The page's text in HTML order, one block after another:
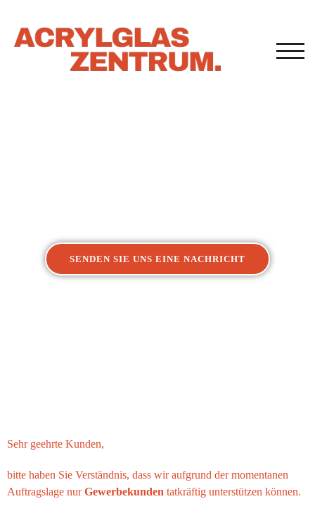
SENDEN SIE UNS EINE NACHRICHT
Sehr geehrte Kunden,
bitte haben Sie Verständnis, dass wir aufgrund der momentanen
Auftragslage nurGewerbekunden tatkräftig unterstützen können.